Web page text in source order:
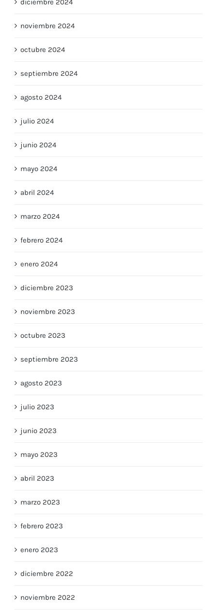
enero 2025
diciembre 2024
noviembre 2024
octubre 2024
septiembre 2024
agosto 2024
julio 2024
junio 2024
mayo 2024
abril 2024
marzo 2024
febrero 2024
enero 2024
diciembre 2023
noviembre 2023
octubre 2023
septiembre 2023
agosto 2023
julio 2023
junio 2023
mayo 2023
abril 2023
marzo 2023
febrero 2023
enero 2023
diciembre 2022